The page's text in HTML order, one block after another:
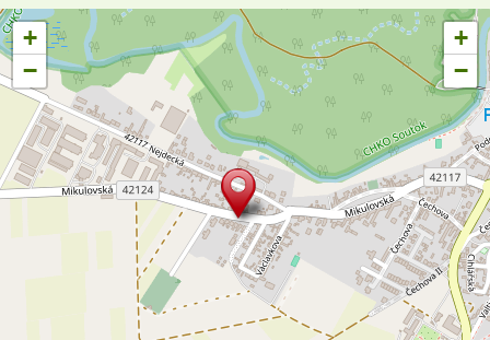
+
−
+
−